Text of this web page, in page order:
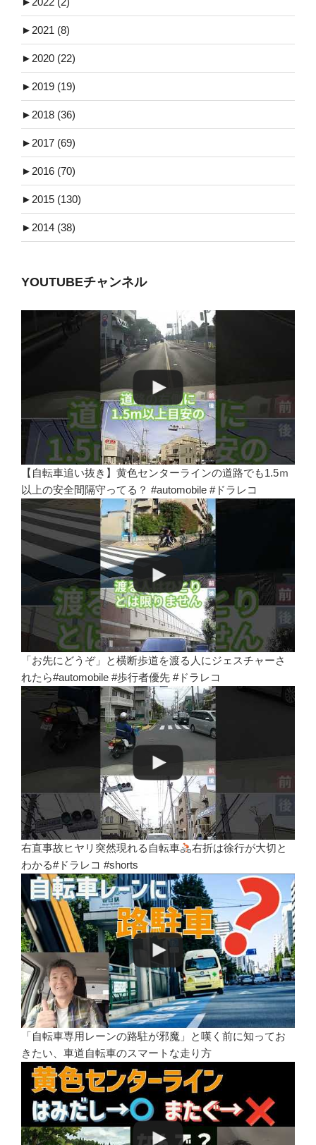
► 2021 (8)
► 2020 (22)
► 2019 (19)
► 2018 (36)
► 2017 (69)
► 2016 (70)
► 2015 (130)
► 2014 (38)
YOUTUBEチャンネル
【自転車追い抜き】黄色センターラインの道路でも1.5ｍ
以上の安全間隔守ってる？ #automobile #ドラレコ
「お先にどうぞ」と横断歩道を渡る人にジェスチャーさ
れたら#automobile #歩行者優先 #ドラレコ
右直事故ヒヤリ突然現れる自転車
右折は徐行が大切と
わかる#ドラレコ #shorts
「自転車専用レーンの路駐が邪魔」と嘆く前に知ってお
きたい、車道自転車のスマートな走り方